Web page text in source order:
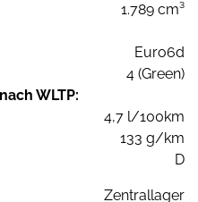
1.789 cm³
Euro6d
4 (Green)
WLTP:
4,7 l/100km
133 g/km
D
Zentrallager